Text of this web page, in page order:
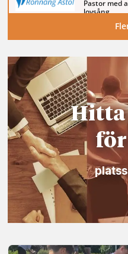
Hitta